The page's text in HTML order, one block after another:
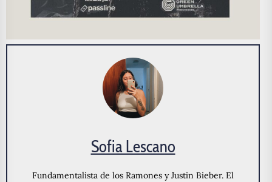
Sofia Lescano
Fundamentalista de los Ramones y Justin Bieber. El